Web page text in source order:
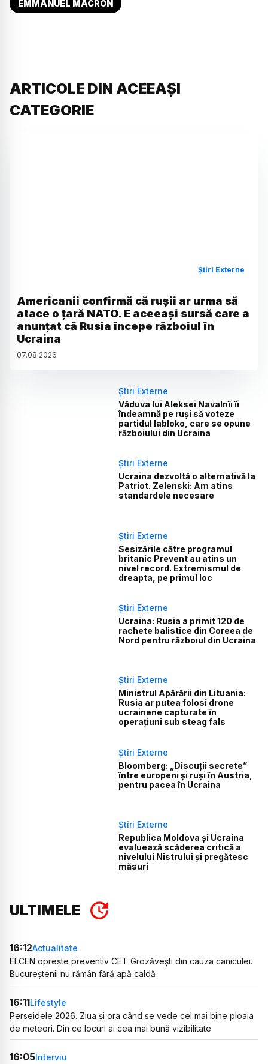
EMMANUEL MACRON
ARTICOLE DIN ACEEAȘI
CATEGORIE
Știri Externe
Americanii confirmă că rușii ar urma să
atace o țară NATO. E aceeași sursă care a
anunțat că Rusia începe războiul în
Ucraina
07.08.2026
Știri Externe
Văduva lui Aleksei Navalnîi îi
îndeamnă pe ruși să voteze
partidul Iabloko, care se opune
războiului din Ucraina
Știri Externe
Ucraina dezvoltă o alternativă la
Patriot. Zelenski: Am atins
standardele necesare
Știri Externe
Sesizările către programul
britanic Prevent au atins un
nivel record. Extremismul de
dreapta, pe primul loc
Știri Externe
Ucraina: Rusia a primit 120 de
rachete balistice din Coreea de
Nord pentru războiul din Ucraina
Știri Externe
Ministrul Apărării din Lituania:
Rusia ar putea folosi drone
ucrainene capturate în
operațiuni sub steag fals
Știri Externe
Bloomberg: „Discuții secrete”
între europeni și ruși în Austria,
pentru pacea în Ucraina
Știri Externe
Republica Moldova și Ucraina
evaluează scăderea critică a
nivelului Nistrului și pregătesc
măsuri
ULTIMELE
16:12Actualitate
ELCEN oprește preventiv CET Grozăvești din cauza caniculei.
Bucureștenii nu rămân fără apă caldă
16:11Lifestyle
Perseidele 2026. Ziua și ora când se vede cel mai bine ploaia
de meteori. Din ce locuri ai cea mai bună vizibilitate
16:05Interviu